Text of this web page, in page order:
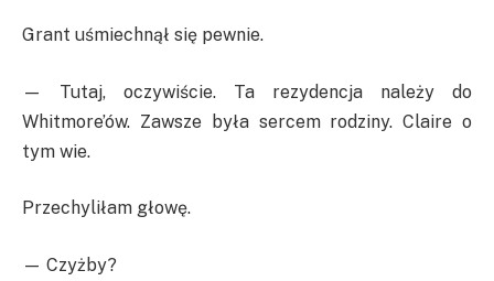
Grant uśmiechnął się pewnie.
— Tutaj, oczywiście. Ta rezydencja należy do
Whitmore’ów. Zawsze była sercem rodziny. Claire o
tym wie.
Przechyliłam głowę.
— Czyżby?